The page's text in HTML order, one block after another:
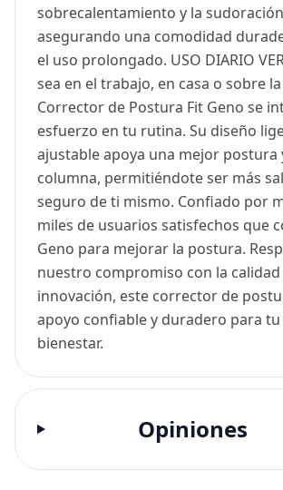
sobrecalentamiento y la
asegurando una comodidad
el uso prolongado. USO DIARIO
sea en el trabajo, en casa o sobre
Corrector de Postura Fit Geno se
esfuerzo en tu rutina. Su diseño
ajustable apoya una mejor postura
columna, permitiéndote ser más
seguro de ti mismo. Confiado por
miles de usuarios satisfechos que
Geno para mejorar la postura.
nuestro compromiso con la calidad
innovación, este corrector de
apoyo confiable y duradero para tu
bienestar.
Opiniones